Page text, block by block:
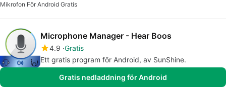
Mikrofon För Android Gratis
Microphone Manager - Hear Boos
4.9 Gratis
Ett gratis program för Android, av SunShine.
Gratis nedladdning för Android